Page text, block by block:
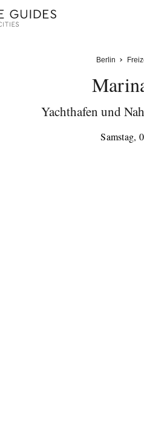
Berlin
Yachthafen und
Samstag,